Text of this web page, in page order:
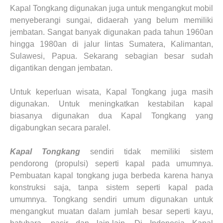
Kapal Tongkang digunakan juga untuk mengangkut mobil
menyeberangi sungai, didaerah yang belum memiliki
jembatan. Sangat banyak digunakan pada tahun 1960an
hingga 1980an di jalur lintas Sumatera, Kalimantan,
Sulawesi, Papua. Sekarang sebagian besar sudah
digantikan dengan jembatan.
Untuk keperluan wisata, Kapal Tongkang juga masih
digunakan. Untuk meningkatkan kestabilan kapal
biasanya digunakan dua Kapal Tongkang yang
digabungkan secara paralel.
Kapal Tongkang sendiri tidak memiliki sistem
pendorong (propulsi) seperti kapal pada umumnya.
Pembuatan kapal tongkang juga berbeda karena hanya
konstruksi saja, tanpa sistem seperti kapal pada
umumnya. Tongkang sendiri umum digunakan untuk
mengangkut muatan dalam jumlah besar seperti kayu,